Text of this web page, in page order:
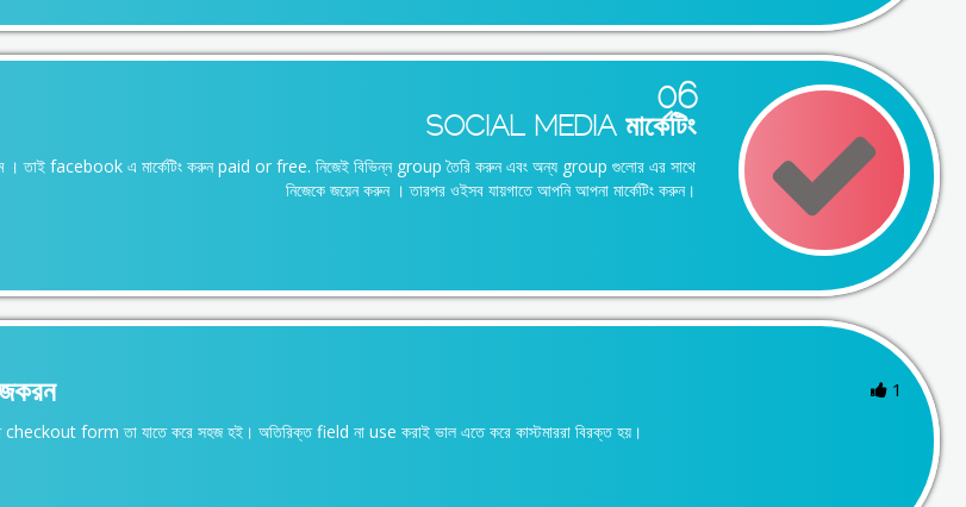
06
SOCIAL MEDIA মার্কেটিং
। তাই facebook এ মার্কেটিং করুন paid or free. নিজেই বিভিন্ন group তৈরি করুন এবং অন্য group গুলোর এর সাথে
নিজেকে জয়েন করুন । তারপর ওইসব যায়গাতে আপনি আপনা মার্কেটিং করুন।
1
checkout form তা যাতে করে সহজ হই। অতিরিক্ত field না use করাই ভাল এতে করে কাস্টমাররা বিরক্ত হয়।